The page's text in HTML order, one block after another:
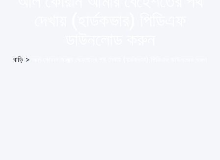
বাড়ি >